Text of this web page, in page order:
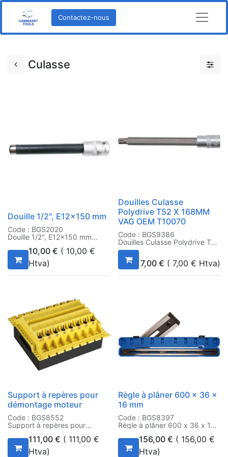
Contactez-nous
Culasse
Douille 1/2", E12x150 mm
Code : BGS2020
Douille 1/2", E12x150 mm
10,00 € ( 10,00 €
Htva)
Douilles Culasse
Polydrive T52 X 168MM
VAG OEM T10070
Code : BGS9386
Douilles Culasse Polydrive T52
7,00 € ( 7,00 € Htva)
Support à repères pour
démontage moteur
Code : BGS8552
Support à repères pour
111,00 € ( 111,00 €
Htva)
Règle à plâner 600 x 36 x
16 mm
Code : BGS8397
Règle à plâner 600 x 36 x 16
156,00€ ( 156,00 €
Htva)